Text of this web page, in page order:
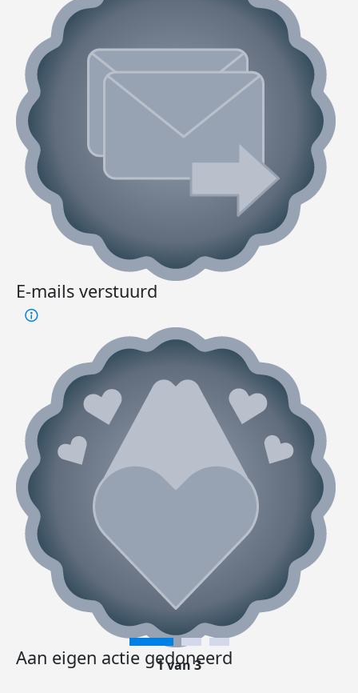
E-mails verstuurd
Aan eigen actie gedoneerd
1 van 3